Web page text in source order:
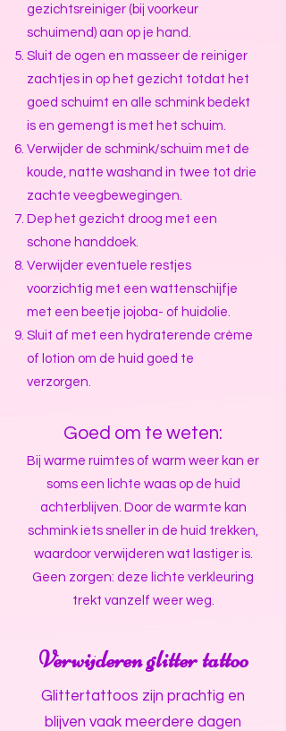
gezichtsreiniger (bij voorkeur
schuimend) aan op je hand.
Sluit de ogen en masseer de reiniger
zachtjes in op het gezicht totdat het
goed schuimt en alle schmink bedekt
is en gemengt is met het schuim.
Verwijder de schmink/schuim met de
koude, natte washand in twee tot drie
zachte veegbewegingen.
Dep het gezicht droog met een
schone handdoek.
Verwijder eventuele restjes
voorzichtig met een wattenschijfje
met een beetje jojoba- of huidolie.
Sluit af met een hydraterende crème
of lotion om de huid goed te
verzorgen.
Goed om te weten:
Bij warme ruimtes of warm weer kan er
soms een lichte waas op de huid
achterblijven. Door de warmte kan
schmink iets sneller in de huid trekken,
waardoor verwijderen wat lastiger is.
Geen zorgen: deze lichte verkleuring
trekt vanzelf weer weg.
Verwijderen glitter tattoo
Glittertattoos zijn prachtig en
blijven vaak meerdere dagen